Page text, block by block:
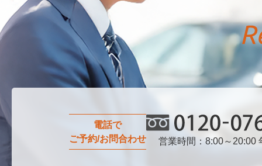
電話で
ご予約/お問合わせ
0120-076-750
営業時間：8:00～20:00